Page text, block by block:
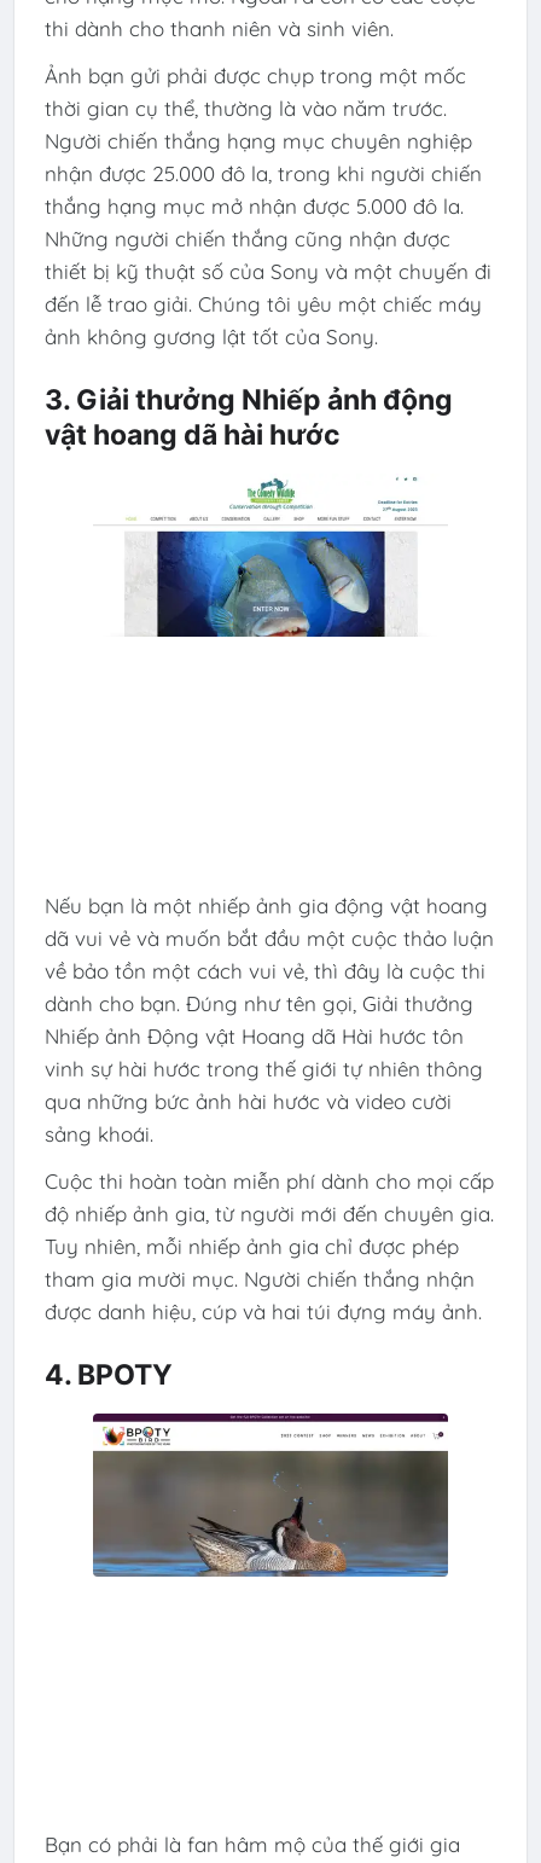
thi dành cho thanh niên và sinh viên.
Ảnh bạn gửi phải được chụp trong một mốc
thời gian cụ thể, thường là vào năm trước.
Người chiến thắng hạng mục chuyên nghiệp
nhận được 25.000 đô la, trong khi người chiến
thắng hạng mục mở nhận được 5.000 đô la.
Những người chiến thắng cũng nhận được
thiết bị kỹ thuật số của Sony và một chuyến đi
đến lễ trao giải. Chúng tôi yêu một chiếc máy
ảnh không gương lật tốt của Sony.
3. Giải thưởng Nhiếp ảnh động
vật hoang dã hài hước
Nếu bạn là một nhiếp ảnh gia động vật hoang
dã vui vẻ và muốn bắt đầu một cuộc thảo luận
về bảo tồn một cách vui vẻ, thì đây là cuộc thi
dành cho bạn. Đúng như tên gọi, Giải thưởng
Nhiếp ảnh Động vật Hoang dã Hài hước tôn
vinh sự hài hước trong thế giới tự nhiên thông
qua những bức ảnh hài hước và video cười
sảng khoái.
Cuộc thi hoàn toàn miễn phí dành cho mọi cấp
độ nhiếp ảnh gia, từ người mới đến chuyên gia.
Tuy nhiên, mỗi nhiếp ảnh gia chỉ được phép
tham gia mười mục. Người chiến thắng nhận
được danh hiệu, cúp và hai túi đựng máy ảnh.
4. BPOTY
Bạn có phải là fan hâm mộ của thế giới gia